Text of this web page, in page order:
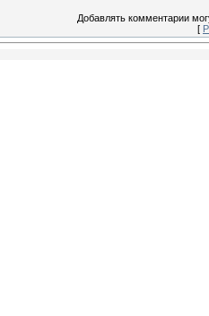
Добавлять комментарии
[